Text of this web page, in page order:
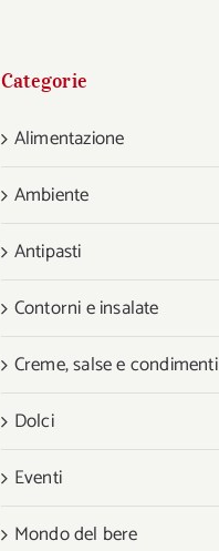
Categorie
Alimentazione
Ambiente
Antipasti
Contorni e insalate
Creme, salse e condimenti
Dolci
Eventi
Mondo del bere